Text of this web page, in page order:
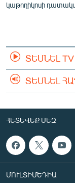
կաթողիկոսի
ՏԵՍՆԵԼ
ՏԵՍՆԵԼ
ՀԵՏԵՎԵՔ ՄԵԶ
ՄՈՒԼՏԻՄԵԴԻԱ